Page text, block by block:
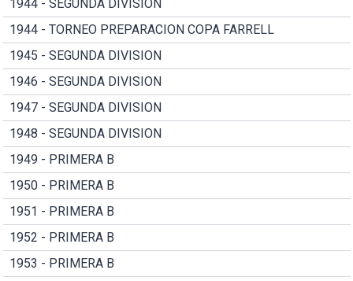
1944 - SEGUNDA DIVISION
1944 - TORNEO PREPARACION COPA FARRELL
1945 - SEGUNDA DIVISION
1946 - SEGUNDA DIVISION
1947 - SEGUNDA DIVISION
1948 - SEGUNDA DIVISION
1949 - PRIMERA B
1950 - PRIMERA B
1951 - PRIMERA B
1952 - PRIMERA B
1953 - PRIMERA B